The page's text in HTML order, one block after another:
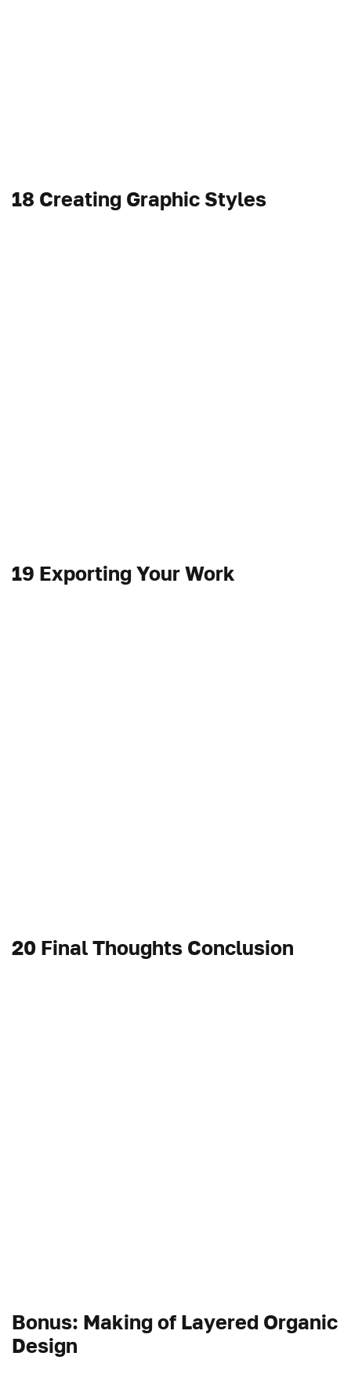
18 Creating Graphic Styles
19 Exporting Your Work
20 Final Thoughts Conclusion
Bonus: Making of Layered Organic
Design